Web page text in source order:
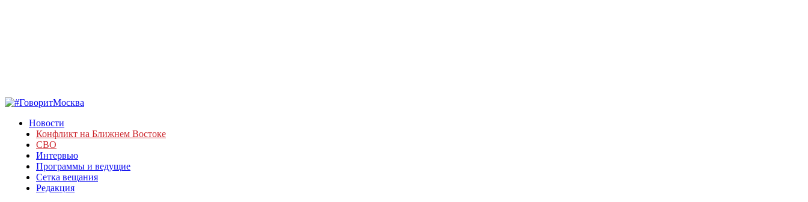
Новости
Конфликт на Ближнем Востоке
СВО
Интервью
Программы и ведущие
Сетка вещания
Редакция